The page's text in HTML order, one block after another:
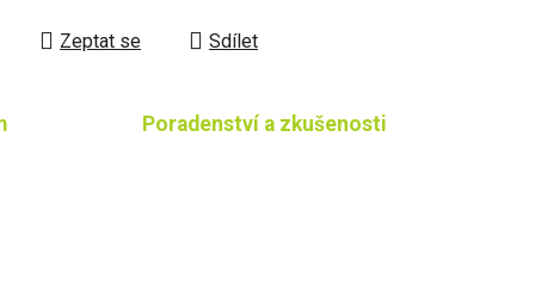
Zeptat se Sdílet
Poradenství a zkušenosti